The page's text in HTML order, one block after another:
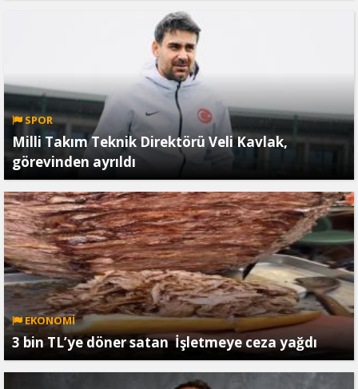
SPOR
Milli Takım Teknik Direktörü Veli Kavlak,
görevinden ayrıldı
EKONOMİ
3 bin TL’ye döner satan İşletmeye ceza yağdı